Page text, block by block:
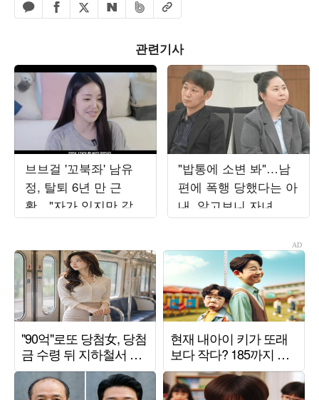
카카오톡 공유하기
페이스북 공유하기
엑스 공유하기
네이버 공유하기
밴드 공유하기
URL복사
관련기사
브브걸 '꼬북좌' 남유
정, 탈퇴 6년 만 근
황…"자가 있지만 갚을
빚 많아"
"밥통에 소변 봐"…남
편에 폭행 당했다는 아
내, 알고보니 자녀 방
치했다 ('이숙캠')